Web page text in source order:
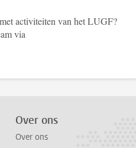
activiteiten van het LUGF?
via
Over ons
Over ons